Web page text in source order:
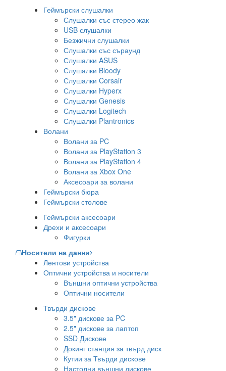
Геймърски слушалки
Слушалки със стерео жак
USB слушалки
Безжични слушалки
Слушалки със съраунд
Слушалки ASUS
Слушалки Bloody
Слушалки Corsair
Слушалки Hyperx
Слушалки Genesis
Слушалки Logitech
Слушалки Plantronics
Волани
Волани за PC
Волани за PlayStation 3
Волани за PlayStation 4
Волани за Xbox One
Аксесоари за волани
Геймърски бюра
Геймърски столове
Геймърски аксесоари
Дрехи и аксесоари
Фигурки
Носители на данни
Лентови устройства
Оптични устройства и носители
Външни оптични устройства
Оптични носители
Твърди дискове
3.5" дискове за PC
2.5" дискове за лаптоп
SSD Дискове
Докинг станция за твърд диск
Кутии за Твърди дискове
Настолни външни дискове